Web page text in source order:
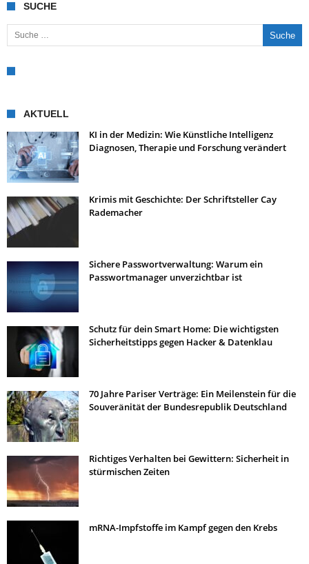
SUCHE
Suche nach:
AKTUELL
KI in der Medizin: Wie Künstliche Intelligenz
Diagnosen, Therapie und Forschung verändert
Krimis mit Geschichte: Der Schriftsteller Cay
Rademacher
Sichere Passwortverwaltung: Warum ein
Passwortmanager unverzichtbar ist
Schutz für dein Smart Home: Die wichtigsten
Sicherheitstipps gegen Hacker & Datenklau
70 Jahre Pariser Verträge: Ein Meilenstein für die
Souveränität der Bundesrepublik Deutschland
Richtiges Verhalten bei Gewittern: Sicherheit in
stürmischen Zeiten
mRNA-Impfstoffe im Kampf gegen den Krebs